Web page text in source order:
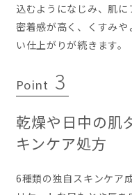
込むようになじみ、肌に
密着感が高く、くすみ
い仕上がりが続きます。
Point 3
乾燥や日中の肌
キンケア処方
6種類の独自スキンケア